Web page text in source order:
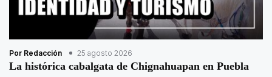
Por Redacción 25 agosto 2026
La histórica cabalgata de Chignahuapan en Puebla